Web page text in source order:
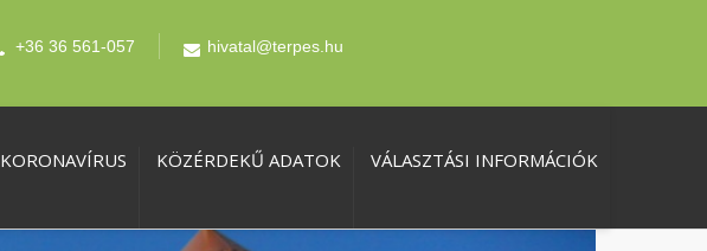
+36 36 561-057 hivatal@terpes.hu
KORONAVÍRUS KÖZÉRDEKŰ ADATOK VÁLASZTÁSI INFORMÁCIÓK